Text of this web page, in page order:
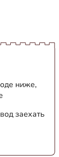
ниже,
заехать